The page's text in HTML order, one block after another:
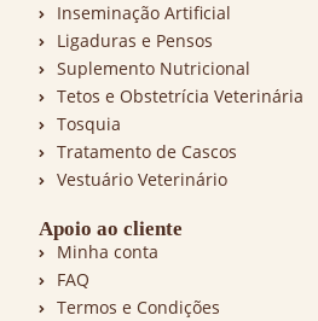
Inseminação Artificial
Ligaduras e Pensos
Suplemento Nutricional
Tetos e Obstetrícia Veterinária
Tosquia
Tratamento de Cascos
Vestuário Veterinário
Apoio ao cliente
Minha conta
FAQ
Termos e Condições